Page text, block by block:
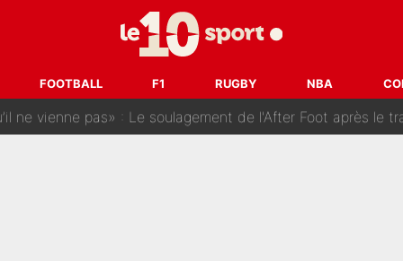
FOOTBALL F1 RUGBY NBA
La «discussion un peu lunaire» qui l'a convaincu de quitter le
: Le mercato du PSG va faire des victimes dans
ne vienne pas» : Le soulagement de l'After Foot après le